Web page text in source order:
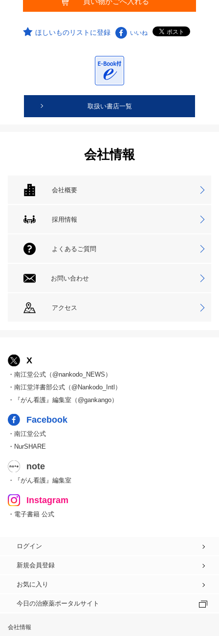
ほしいものリストに登録 いいね
取扱い書店一覧
会社情報
会社概要
採用情報
よくあるご質問
お問い合わせ
アクセス
X
・南江堂公式（@nankodo_NEWS）
・南江堂洋書部公式（@Nankodo_Intl）
・『がん看護』編集室（@gankango）
Facebook
・南江堂公式
・NurSHARE
note
・『がん看護』編集室
Instagram
・電子書籍 公式
ログイン
新規会員登録
お気に入り
今日の治療薬ポータルサイト
会社情報